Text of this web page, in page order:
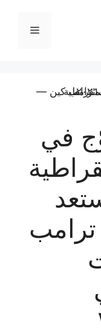
القائمة
في